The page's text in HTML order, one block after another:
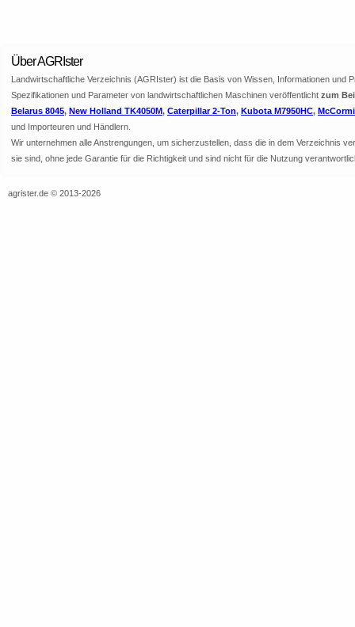
Über AGRIster
Landwirtschaftliche Verzeichnis (AGRIster) ist die Basis von Wissen, Informationen
Spezifikationen und Parameter von landwirtschaftlichen Maschinen veröffentlicht zum
Belarus 8045, New Holland TK4050M, Caterpillar 2-Ton, Kubota M7950HC,
und Importeuren und Händlern.
Wir unternehmen alle Anstrengungen, um sicherzustellen, dass die in dem Verzeichnis
sie sind, ohne jede Garantie für die Richtigkeit und sind nicht für die Nutzung
agrister.de © 2013-2026